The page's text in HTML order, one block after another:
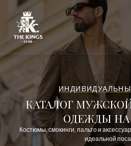
КАТАЛОГ
ОДЕЖДЫ НА
Костюмы, смокинги, пальто и
идеальной